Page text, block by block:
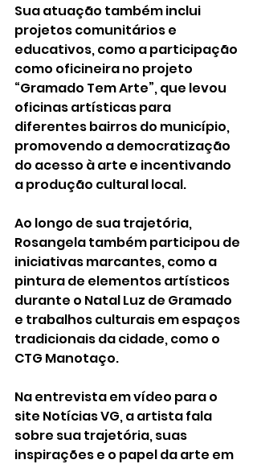
Sua atuação também inclui
projetos comunitários e
educativos, como a participação
como oficineira no projeto
“Gramado Tem Arte”, que levou
oficinas artísticas para
diferentes bairros do município,
promovendo a democratização
do acesso à arte e incentivando
a produção cultural local.
Ao longo de sua trajetória,
Rosangela também participou de
iniciativas marcantes, como a
pintura de elementos artísticos
durante o Natal Luz de Gramado
e trabalhos culturais em espaços
tradicionais da cidade, como o
CTG Manotaço.
Na entrevista em vídeo para o
site Notícias VG, a artista fala
sobre sua trajetória, suas
inspirações e o papel da arte em